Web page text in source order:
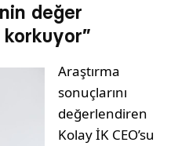
değer
Araştırma
sonuçlarını
değerlendiren
Kolay İK CEO’su